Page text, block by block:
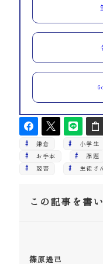
鎌倉 小学生
お手本 課題
競書 生徒さ
この記事を書
篠原遙己